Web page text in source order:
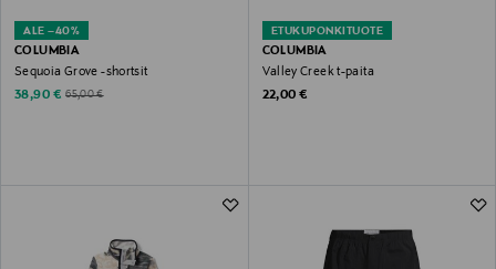
ALE –40%
COLUMBIA
Sequoia Grove -shortsit
Discounted Price
38,90 € Original Price
65,00 €
ETUKUPONKITUOTE
COLUMBIA
Valley Creek t-paita
Original Price
22,00 €